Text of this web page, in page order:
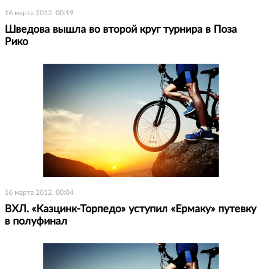
16 марта 2012, 00:19
Шведова вышла во второй круг турнира в Поза
Рико
16 марта 2012, 00:04
ВХЛ. «Казцинк-Торпедо» уступил «Ермаку» путевку
в полуфинал